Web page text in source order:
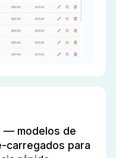
— modelos de
carregados para